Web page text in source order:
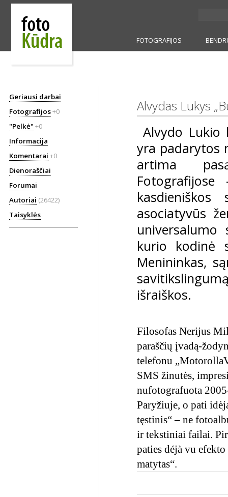
FOTOGRAFIJOS
Geriausi darbai
Fotografijos+0
"Pelkė" +0
Informacija
Komentarai +0
Dienoraščiai
Forumai
Autoriai (26422)
Taisyklės
Alvydas Lukys
Alvydo Lukio
yra padarytos
artima
Fotografijose
asociatyvūs
kurio kodinė
Menininkas,
išraiškos.
Filosofas Nerijus
paraščių įvadą-
telefonu
SMS žinutės,
nufotografuota
Paryžiuje, o pati
tęstinis“ – ne
ir tekstiniai failai.
paties déjà vu
matytas“.